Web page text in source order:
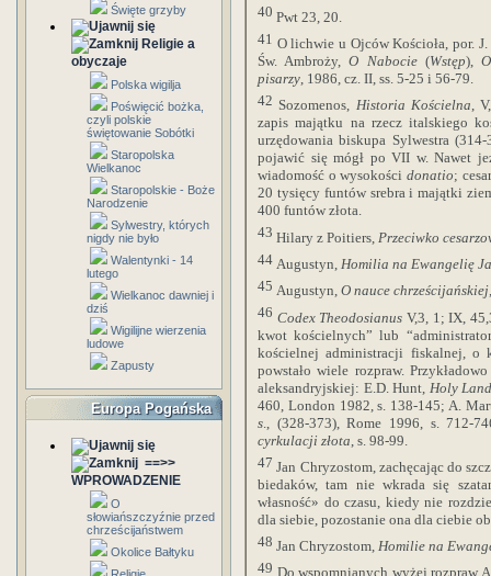
Święte grzyby
Religie a
obyczaje
Polska wigilja
Poświęcić bożka,
czyli polskie
świętowanie Sobótki
Staropolska
Wielkanoc
Staropolskie - Boże
Narodzenie
Sylwestry, których
nigdy nie było
Walentynki - 14
lutego
Wielkanoc dawniej i
dziś
Wigilijne wierzenia
ludowe
Zapusty
Europa Pogańska
==>>
WPROWADZENIE
O
słowiańszczyźnie przed
chrześcijaństwem
Okolice Bałtyku
40 Pwt 23, 20.
41 O lichwie u Ojców Kościoła, por.
Św. Ambroży,O Nabocie (Wstęp),
pisarzy , 1986, cz. II, ss. 5-25 i 56-79.
42 Sozomenos, Historia Kościelna,
zapis majątku na rzecz italskiego
urzędowania biskupa Sylwestra
pojawić się mógł po VII w. Nawet
wiadomość o wysokości donatio;
20 tysięcy funtów srebra i majątki
400 funtów złota.
43 Hilary z Poitiers, Przeciwko
44 Augustyn, Homilia na Ewangelię
45 Augustyn, O nauce chrześcijańskiej
46 Codex TheodosianusV,3, 1; IX,
kwot kościelnych” lub
kościelnej administracji fiskalnej,
powstało wiele rozpraw.
aleksandryjskiej: E.D. Hunt, Holy
460, London 1982, s. 138-145; A.
s ., (328-373), Rome 1996, s. 712-
cyrkulacji złota , s. 98-99.
47 Jan Chryzostom, zachęcając do
biedaków, tam nie wkrada się
własność» do czasu, kiedy nie
dla siebie, pozostanie ona dla ciebie
48 Jan Chryzostom, Homilie na
49 Do wspomnianych wyżej rozpraw